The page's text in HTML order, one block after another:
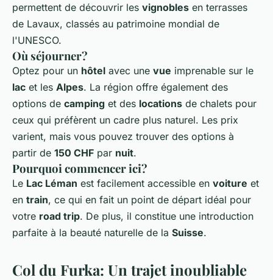
permettent de découvrir les vignobles en terrasses
de Lavaux, classés au patrimoine mondial de
l'UNESCO.
Où séjourner?
Optez pour un hôtel avec une vue imprenable sur le
lac et les Alpes. La région offre également des
options de camping et des locations de chalets pour
ceux qui préfèrent un cadre plus naturel. Les prix
varient, mais vous pouvez trouver des options à
partir de 150 CHF par nuit.
Pourquoi commencer ici?
Le Lac Léman est facilement accessible en voiture et
en train, ce qui en fait un point de départ idéal pour
votre road trip. De plus, il constitue une introduction
parfaite à la beauté naturelle de la Suisse.
Col du Furka: Un trajet inoubliable